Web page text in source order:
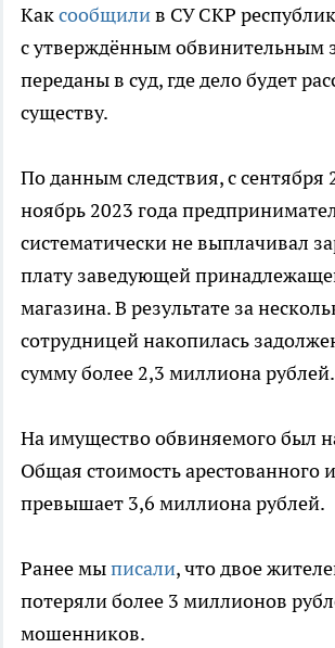
Каксообщилив СУ СКР
с утверждённым обвинительным
переданы в суд, где дело будет
существу.
По данным следствия, с сентября
ноябрь 2023 года
систематически не выплачивал
плату заведующей
магазина. В результате за
сотрудницей накопилась
сумму более 2,3 миллиона рублей.
На имущество обвиняемого был
Общая стоимость арестованного
превышает 3,6 миллиона рублей.
Ранее мыписали, что двое
потеряли более 3 миллионов
мошенников.